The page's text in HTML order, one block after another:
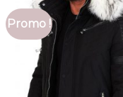
Promo !